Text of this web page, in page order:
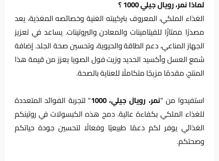
لماذا نمر، رويال جيلي 1000 ؟
الغذاء الملكي، المعروف بتركيبته الغنية وخصائصه المغذية، يعد
مصدرًا ممتازًا للفيتامينات والمعادن والبروتينات. يساعد في تعزيز
الجهاز المناعي، دعم الطاقة والحيوية، وتحسين صحة الجلد. إضافة
شمع العسل وأكسيد الحديد وزيت فول الصويا يعزز من قيمة هذا
المنتج، مقدمًا مزيجًا متكاملًا للعناية بالصحة.
استفيدوا من "نمر، رويال جيلي، 1000
" لتجربة الفوائد المتعددة
للغذاء الملكي بكفاءة عالية. دمج هذه الكبسولات في روتينكم
الغذائي يوفر لكم دعمًا طبيعيًا وفعالًا لتحسين جودة حياتكم
وصحتكم.